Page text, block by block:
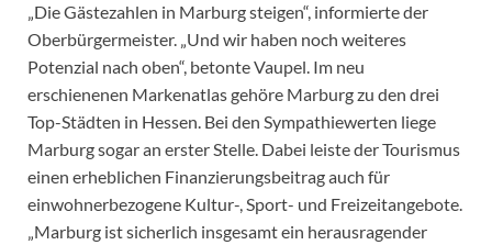
„Die Gästezahlen in Marburg steigen“, informierte der
Oberbürgermeister. „Und wir haben noch weiteres
Potenzial nach oben“, betonte Vaupel. Im neu
erschienenen Markenatlas gehöre Marburg zu den drei
Top-Städten in Hessen. Bei den Sympathiewerten liege
Marburg sogar an erster Stelle. Dabei leiste der Tourismus
einen erheblichen Finanzierungsbeitrag auch für
einwohnerbezogene Kultur-, Sport- und Freizeitangebote.
„Marburg ist sicherlich insgesamt ein herausragender